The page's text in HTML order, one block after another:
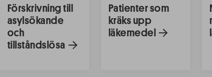
Förskrivning till
asylsökande
och
tillståndslösa
Patienter som
kräks upp
läkemedel